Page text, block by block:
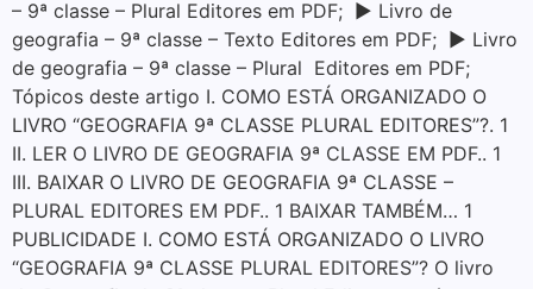
– 9ª classe – Plural Editores em PDF; ▶ Livro de
geografia – 9ª classe – Texto Editores em PDF; ▶ Livro
de geografia – 9ª classe – Plural Editores em PDF;
Tópicos deste artigo I. COMO ESTÁ ORGANIZADO O
LIVRO “GEOGRAFIA 9ª CLASSE PLURAL EDITORES”?. 1
II. LER O LIVRO DE GEOGRAFIA 9ª CLASSE EM PDF.. 1
III. BAIXAR O LIVRO DE GEOGRAFIA 9ª CLASSE –
PLURAL EDITORES EM PDF.. 1 BAIXAR TAMBÉM… 1
PUBLICIDADE I. COMO ESTÁ ORGANIZADO O LIVRO
“GEOGRAFIA 9ª CLASSE PLURAL EDITORES”? O livro